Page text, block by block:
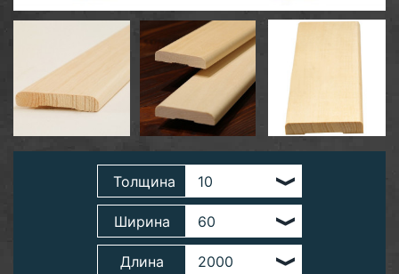
Толщина
Ширина
Длина